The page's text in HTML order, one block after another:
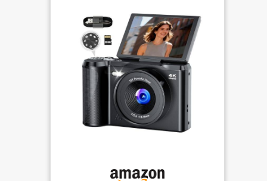
vidéos vers votre smartphone en quelques
secondes pour un partage instantané sur les
réseaux sociaux. Grâce à une connexion USB à un
ordinateur, il peut également être utilisé comme
webcam HD, idéale pour les appels vidéo, les
diffusions en direct, les réunions en ligne et les
cours à distance 【Écran Rabattable 3,5" à 180° et
Autofocus Précis】L’écran rabattable de 3,5
pouces à 180° de l’appareil photo numérique 8K
vous permet de visualiser votre cadrage en temps
réel, facilitant ainsi la composition de vos selfies et
vlogs. L’autofocus haute vitesse verrouille le sujet
en quelques millisecondes et garantit une mise au
davantage de détails, des couleurs plus réalistes et